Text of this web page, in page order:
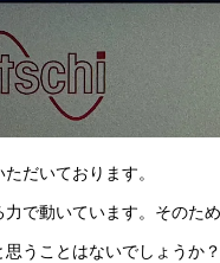
だいております。
で動いています。そのた
うことはないでしょうか